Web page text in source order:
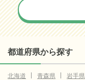
都道府県から探す
北海道 青森県 岩手県